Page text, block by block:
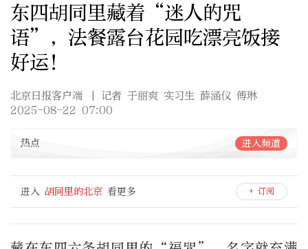
东四胡同里藏着“迷人的咒
语”，法餐露台花园吃漂亮饭接
好运！
北京日报客户端
| 记者 于丽爽 实习生 薛涵仪 傅琳
2025-08-22 07:00
热点 进入频道
进入 胡同里的北京 看更多 + 订阅